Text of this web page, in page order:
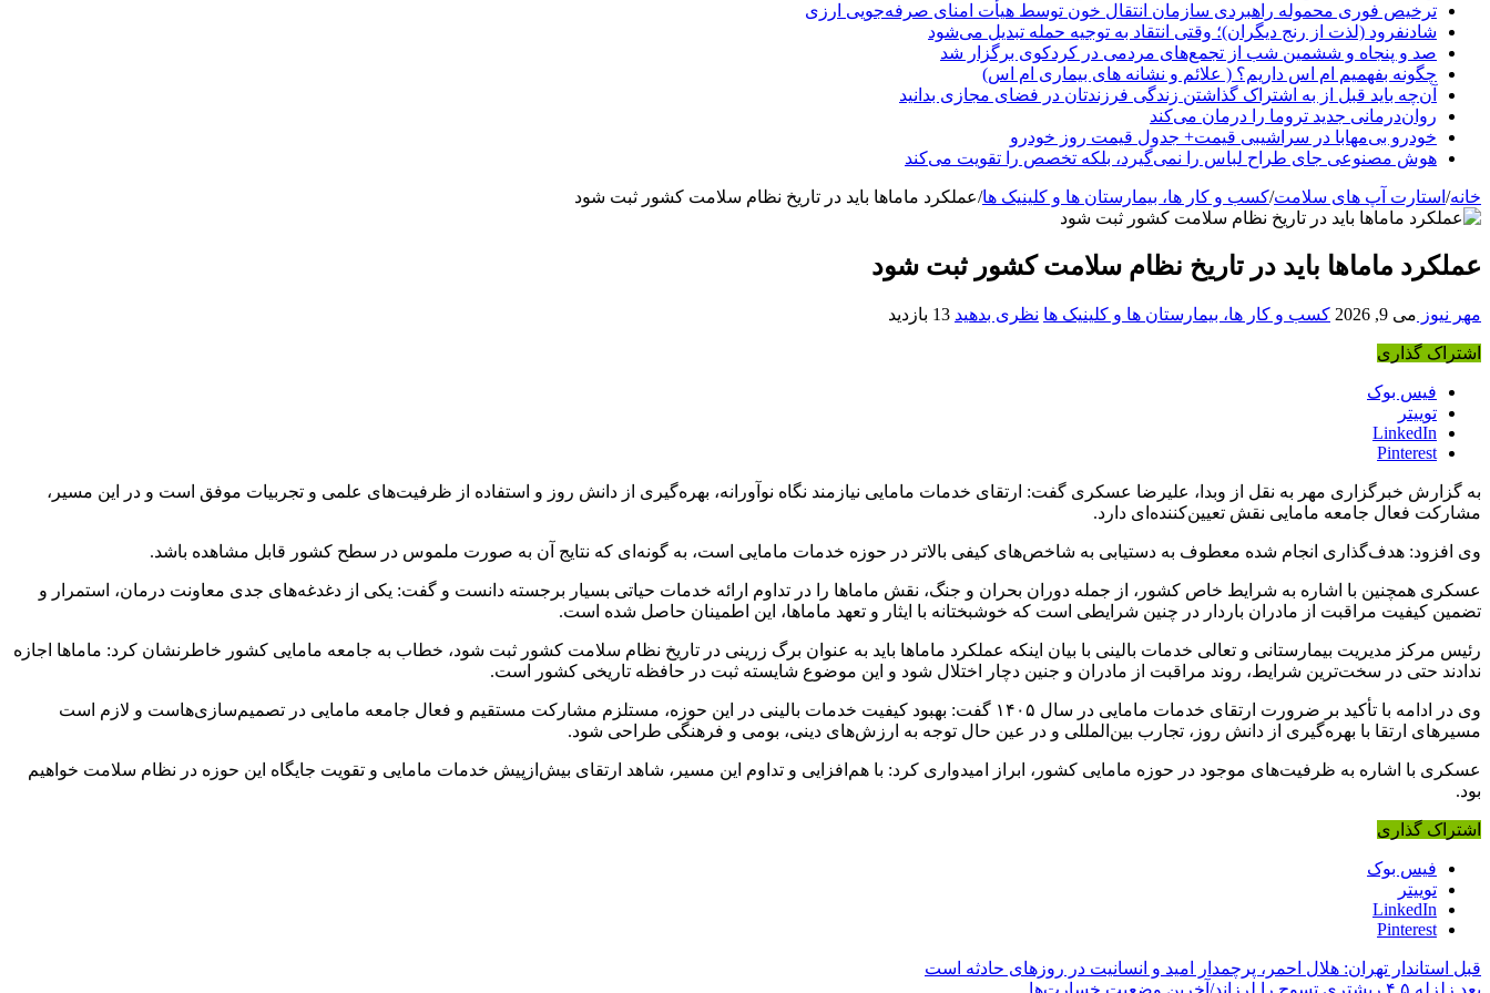
ترخیص فوری محموله راهبردی سازمان انتقال خون توسط هیأت امنای صرفه‌جویی ارزی
شادنفرود (لذت از رنج دیگران)؛ وقتی انتقاد به توجیه حمله تبدیل می‌شود
صد و پنجاه‌ و ششمین شب از تجمع‌های مردمی در کردکوی برگزار شد
چگونه بفهمیم ام اس داریم؟ ( علائم و نشانه های بیماری ام اس)
آن‌چه باید قبل از به اشتراک گذاشتن زندگی فرزندتان در فضای مجازی بدانید
روان‌درمانی جدید تروما را درمان می‌کند
خودرو بی‌مهابا در سراشیبی قیمت+ جدول قیمت روز خودرو
هوش مصنوعی جای طراح لباس را نمی‌گیرد، بلکه تخصص را تقویت می‌کند
خانه/ استارت آپ های سلامت/کسب و کار ها، بیمارستان ها و کلینیک ها/عملکرد ماماها باید در تاریخ نظام سلامت کشور ثبت شود
عملکرد ماماها باید در تاریخ نظام سلامت کشور ثبت شود
مهر نیوز می 9, 2026 کسب و کار ها، بیمارستان ها و کلینیک ها نظری بدهید 13 بازدید
اشتراک گذاری
فیس بوک
توییتر
LinkedIn
Pinterest
به گزارش خبرگزاری مهر به نقل از وبدا، علیرضا عسکری گفت: ارتقای خدمات مامایی نیازمند نگاه نوآورانه، بهره‌گیری از دانش روز و استفاده از ظرفیت‌های علمی و تجربیات موفق است و در این مسیر،
مشارکت فعال جامعه مامایی نقش تعیین‌کننده‌ای دارد.
وی افزود: هدف‌گذاری انجام‌ شده معطوف به دستیابی به شاخص‌های کیفی بالاتر در حوزه خدمات مامایی است، به‌ گونه‌ای که نتایج آن به‌ صورت ملموس در سطح کشور قابل مشاهده باشد.
عسکری همچنین با اشاره به شرایط خاص کشور، از جمله دوران بحران و جنگ، نقش ماماها را در تداوم ارائه خدمات حیاتی بسیار برجسته دانست و گفت: یکی از دغدغه‌های جدی معاونت درمان، استمرار و
تضمین کیفیت مراقبت از مادران باردار در چنین شرایطی است که خوشبختانه با ایثار و تعهد ماماها، این اطمینان حاصل شده است.
رئیس مرکز مدیریت بیمارستانی و تعالی خدمات بالینی با بیان اینکه عملکرد ماماها باید به‌ عنوان برگ زرینی در تاریخ نظام سلامت کشور ثبت شود، خطاب به جامعه مامایی کشور خاطرنشان کرد: ماماها اجازه
ندادند حتی در سخت‌ترین شرایط، روند مراقبت از مادران و جنین دچار اختلال شود و این موضوع شایسته ثبت در حافظه تاریخی کشور است.
وی در ادامه با تأکید بر ضرورت ارتقای خدمات مامایی در سال ۱۴۰۵ گفت: بهبود کیفیت خدمات بالینی در این حوزه، مستلزم مشارکت مستقیم و فعال جامعه مامایی در تصمیم‌سازی‌هاست و لازم است
مسیرهای ارتقا با بهره‌گیری از دانش روز، تجارب بین‌المللی و در عین حال توجه به ارزش‌های دینی، بومی و فرهنگی طراحی شود.
عسکری با اشاره به ظرفیت‌های موجود در حوزه مامایی کشور، ابراز امیدواری کرد: با هم‌افزایی و تداوم این مسیر، شاهد ارتقای بیش‌ازپیش خدمات مامایی و تقویت جایگاه این حوزه در نظام سلامت خواهیم
بود.
اشتراک گذاری
فیس بوک
توییتر
LinkedIn
Pinterest
قبل استاندار تهران: هلال احمر، پرچمدار امید و انسانیت در روزهای حادثه است
بعد زلزله ۴.۵ ریشتری تسوج را لرزاند/آخرین وضعیت خسارت‌ها